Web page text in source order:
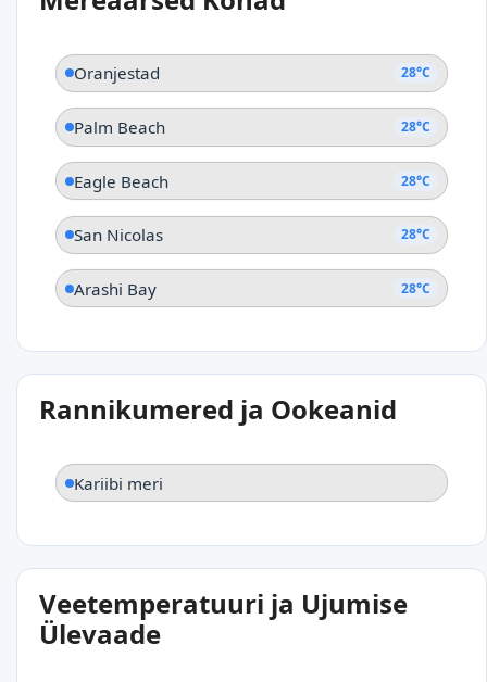
Oranjestad 28°C
Palm Beach 28°C
Eagle Beach 28°C
San Nicolas 28°C
Arashi Bay 28°C
Rannikumered ja Ookeanid
Kariibi meri
Veetemperatuuri ja Ujumise
Ülevaade